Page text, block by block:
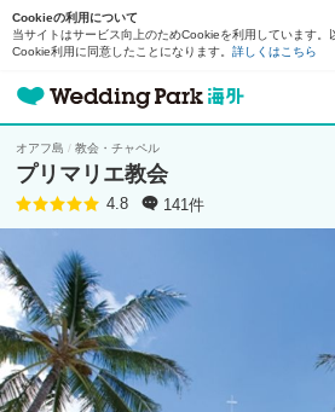
Cookieの利用について
当サイトはサービス向上のためCookieを利用しています。
Cookie利用に同意したことになります。 詳しくはこちら
オアフ島 教会・チャペル
プリマリエ教会
4.8 141件